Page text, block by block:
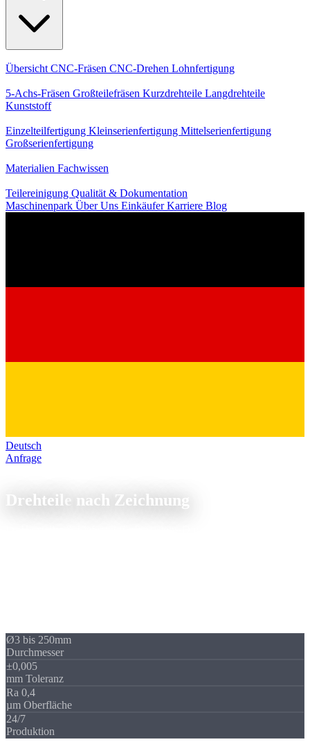
Übersicht CNC-Fräsen CNC-Drehen Lohnfertigung
5-Achs-Fräsen Großteilefräsen Kurzdrehteile Langdrehteile
Kunststoff
Einzelteilfertigung Kleinserienfertigung Mittelserienfertigung
Großserienfertigung
Materialien Fachwissen
Teilereinigung Qualität & Dokumentation
Maschinenpark Über Uns EinkäuferKarriere Blog
Deutsch
Anfrage
Drehteile nach Zeichnung
Ø3 bis 250mm
Durchmesser
±0,005
mm Toleranz
Ra 0,4
µm Oberfläche
24/7
Produktion